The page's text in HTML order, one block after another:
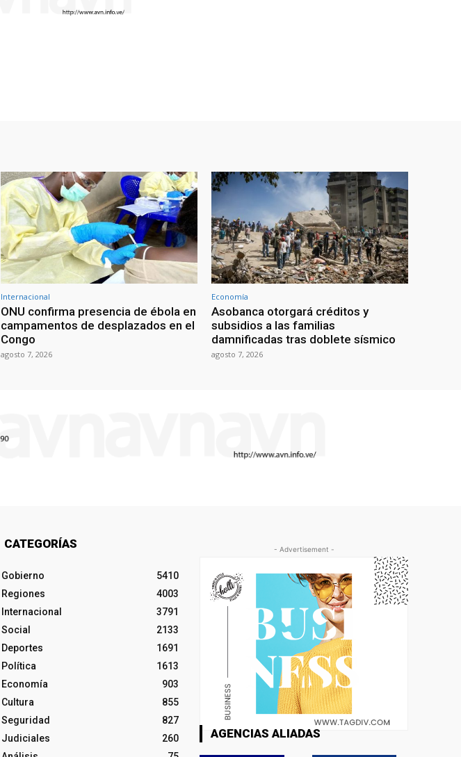
Internacional
ONU confirma presencia de ébola en
campamentos de desplazados en el
Congo
agosto 7, 2026
Economía
Asobanca otorgará créditos y
subsidios a las familias
damnificadas tras doblete sísmico
agosto 7, 2026
CATEGORÍAS
Gobierno
5410
Regiones
4003
Internacional
3791
Social
2133
Deportes
1691
Política
1613
Economía
903
Cultura
855
Seguridad
827
Judiciales
260
- Advertisement -
AGENCIAS ALIADAS